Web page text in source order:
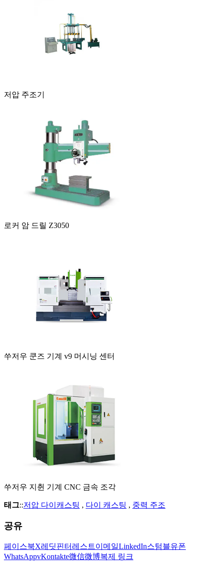
저압 주조기
로커 암 드릴 Z3050
쑤저우 쿤즈 기계 v9 머시닝 센터
쑤저우 지췬 기계 CNC 금속 조각
태그::저압 다이캐스팅 , 다이 캐스팅 , 중력 주조
공유
페이스북X레딧핀터레스트이메일LinkedIn스텀블유폰
WhatsAppvKontakte微信微博복제 링크